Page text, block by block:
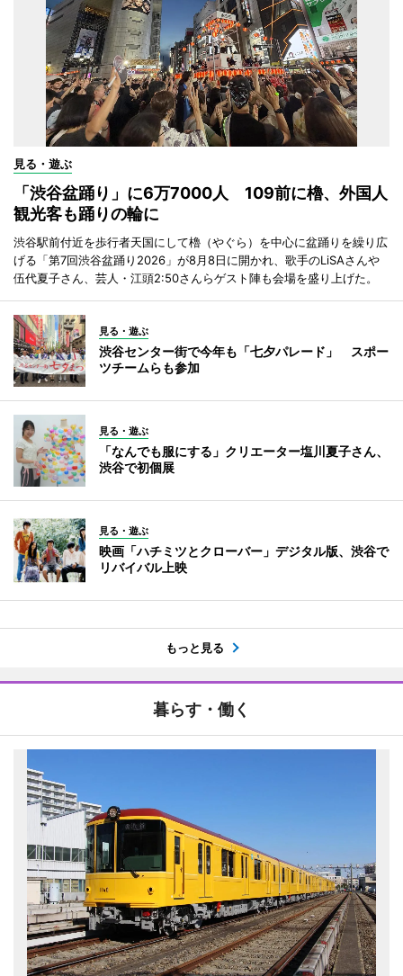
見る・遊ぶ
「渋谷盆踊り」に6万7000人 109前に櫓、外国人
観光客も踊りの輪に
渋谷駅前付近を歩行者天国にして櫓（やぐら）を中心に盆踊りを繰り広
げる「第7回渋谷盆踊り2026」が8月8日に開かれ、歌手のLiSAさんや
伍代夏子さん、芸人・江頭2:50さんらゲスト陣も会場を盛り上げた。
見る・遊ぶ
渋谷センター街で今年も「七夕パレード」 スポー
ツチームらも参加
見る・遊ぶ
「なんでも服にする」クリエーター塩川夏子さん、
渋谷で初個展
見る・遊ぶ
映画「ハチミツとクローバー」デジタル版、渋谷で
リバイバル上映
もっと見る
暮らす・働く